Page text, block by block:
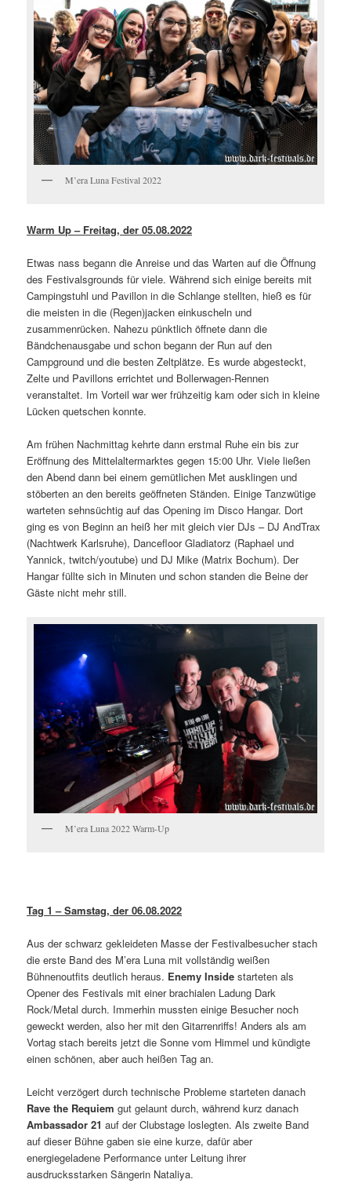
M’era Luna Festival 2022
Warm Up – Freitag, der 05.08.2022
Etwas nass begann die Anreise und das Warten auf die Öffnung
des Festivalsgrounds für viele. Während sich einige bereits mit
Campingstuhl und Pavillon in die Schlange stellten, hieß es für
die meisten in die (Regen)jacken einkuscheln und
zusammenrücken. Nahezu pünktlich öffnete dann die
Bändchenausgabe und schon begann der Run auf den
Campground und die besten Zeltplätze. Es wurde abgesteckt,
Zelte und Pavillons errichtet und Bollerwagen-Rennen
veranstaltet. Im Vorteil war wer frühzeitig kam oder sich in kleine
Lücken quetschen konnte.
Am frühen Nachmittag kehrte dann erstmal Ruhe ein bis zur
Eröffnung des Mittelaltermarktes gegen 15:00 Uhr. Viele ließen
den Abend dann bei einem gemütlichen Met ausklingen und
stöberten an den bereits geöffneten Ständen. Einige Tanzwütige
warteten sehnsüchtig auf das Opening im Disco Hangar. Dort
ging es von Beginn an heiß her mit gleich vier DJs – DJ AndTrax
(Nachtwerk Karlsruhe), Dancefloor Gladiatorz (Raphael und
Yannick, twitch/youtube) und DJ Mike (Matrix Bochum). Der
Hangar füllte sich in Minuten und schon standen die Beine der
Gäste nicht mehr still.
M’era Luna 2022 Warm-Up
Tag 1 – Samstag, der 06.08.2022
Aus der schwarz gekleideten Masse der Festivalbesucher stach
die erste Band des M’era Luna mit vollständig weißen
Bühnenoutfits deutlich heraus. Enemy Inside starteten als
Opener des Festivals mit einer brachialen Ladung Dark
Rock/Metal durch. Immerhin mussten einige Besucher noch
geweckt werden, also her mit den Gitarrenriffs! Anders als am
Vortag stach bereits jetzt die Sonne vom Himmel und kündigte
einen schönen, aber auch heißen Tag an.
Leicht verzögert durch technische Probleme starteten danach
Rave the Requiem gut gelaunt durch, während kurz danach
Ambassador 21 auf der Clubstage loslegten. Als zweite Band
auf dieser Bühne gaben sie eine kurze, dafür aber
energiegeladene Performance unter Leitung ihrer
ausdrucksstarken Sängerin Nataliya.